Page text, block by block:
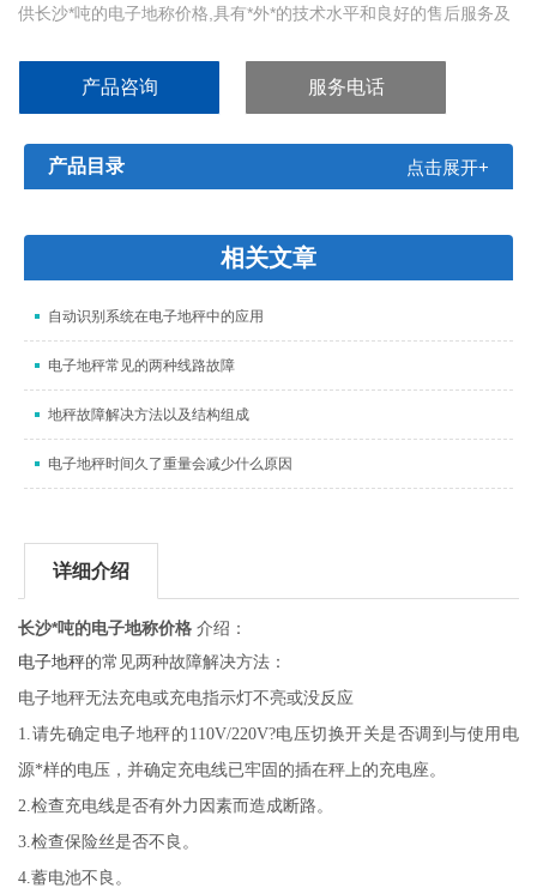
供长沙*吨的电子地称价格,具有*外*的技术水平和良好的售后服务及
产品咨询 服务电话
产品目录 点击展开+
相关文章
自动识别系统在电子地秤中的应用
电子地秤常见的两种线路故障
地秤故障解决方法以及结构组成
电子地秤时间久了重量会减少什么原因
详细介绍
长沙*吨的电子地称价格 介绍：
电子地秤的常见两种故障解决方法：
电子地秤无法充电或充电指示灯不亮或没反应
1.请先确定 电子地秤的 110V/220V?电压切换开关是否调到与使用电
源*样的电压，并确定充电线已牢固的插在秤上的充电座。
2.检查充电线是否有外力因素而造成断路。
3.检查保险丝是否不良。
4.蓄电池不良。